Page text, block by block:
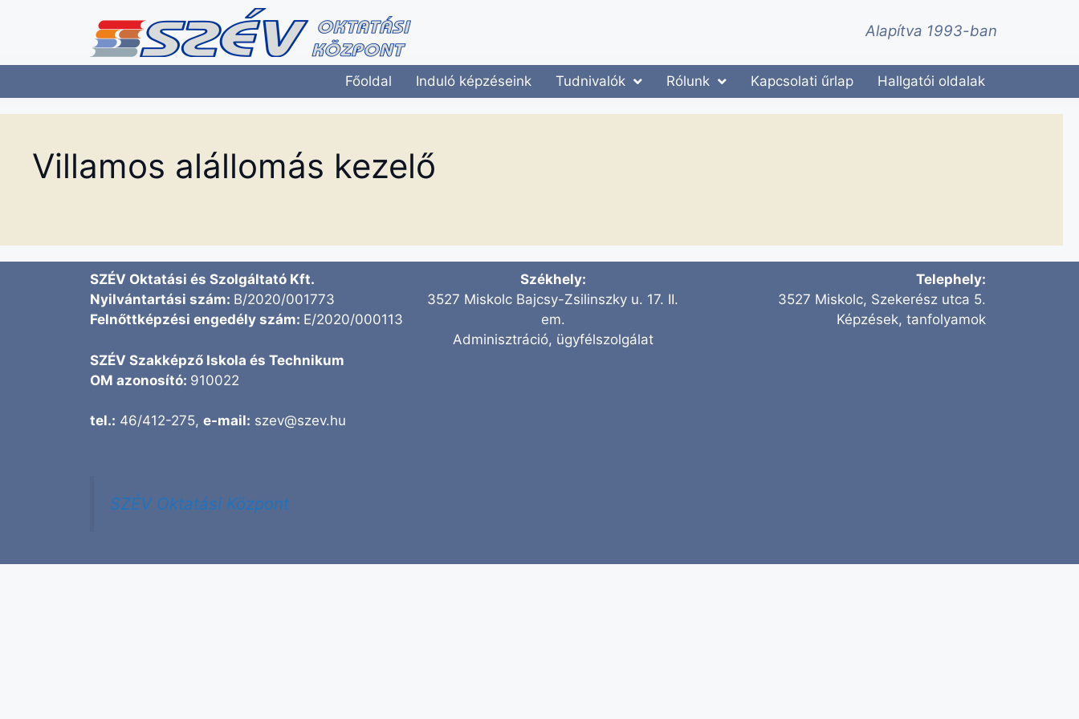
Alapítva 1993-ban
Főoldal Induló képzéseink Tudnivalók Rólunk Kapcsolati űrlap Hallgatói oldalak
Villamos alállomás kezelő
SZÉV Oktatási és Szolgáltató Kft.
Nyilvántartási szám: B/2020/001773
Felnőttképzési engedély szám: E/2020/000113
SZÉV Szakképző Iskola és Technikum
OM azonosító: 910022
tel.: 46/412-275, e-mail: szev@szev.hu
SZÉV Oktatási Központ
Székhely:
3527 Miskolc Bajcsy-Zsilinszky u. 17. II.
em.
Adminisztráció, ügyfélszolgálat
Telephely:
3527 Miskolc, Szekerész utca 5.
Képzések, tanfolyamok